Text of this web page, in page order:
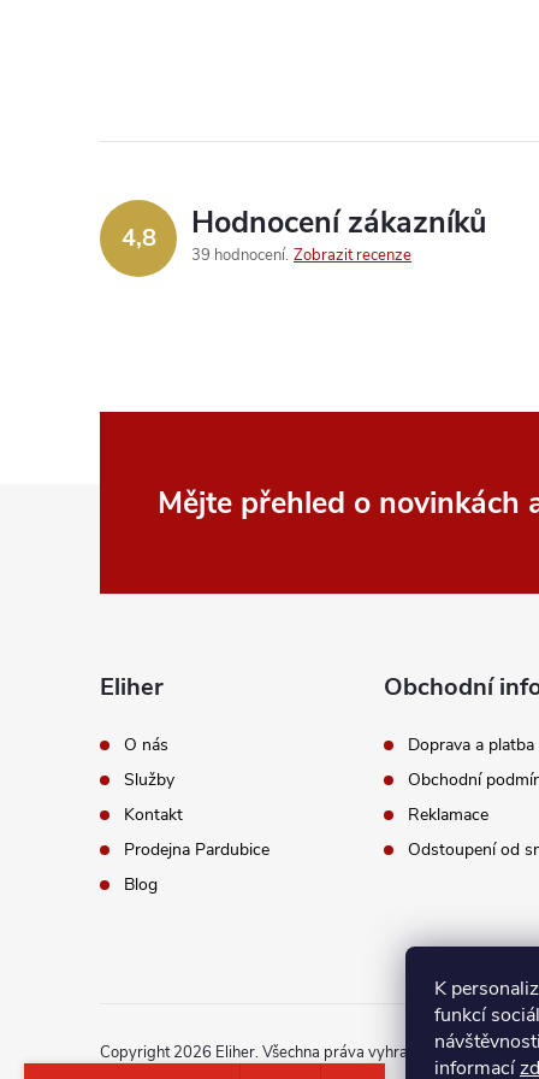
K
funkcí
informací
4,8 Hodnocení zákazníků
39 hodnocení Zobrazit recenze
Mějte přehled o novinkách
Eliher
O nás
Služby
Kontakt
Prodejna Pardubice
Blog
Obchodní
Doprava a platba
Obchodní
Reklamace
Odstoupení od
Copyright 2026 Eliher. Všechna práva vyhrazena.Upravit